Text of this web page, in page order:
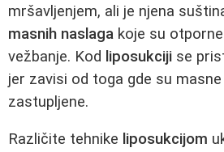
mršavljenjem, ali je njena
masnih naslaga koje su
vežbanje. Kod liposukciji se
jer zavisi od toga gde su
zastupljene.
Različite tehnike liposukcijom